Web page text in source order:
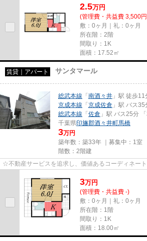
2.5万円
(管理費・共益費 3,500
敷：0ヶ月｜礼：0ヶ月
所在階：2階
間取り：1K
面積：17.52㎡
賃貸｜アパート サンタマール
総武本線 「南酒々井 」駅 徒歩11
京成本線 「京成佐倉 」駅 バス
総武本線 「佐倉 」駅 バス25分
千葉県印旛郡酒々井町馬橋
3万円
築年数：築33年 ｜募集中： 1室
階数：2階建
☆不動産サービスを追求し、価値あるコーディネー
3万円
(管理費・共益費 -)
敷：0ヶ月｜礼：0ヶ月
所在階：1階
間取り：1K
面積：18.00㎡